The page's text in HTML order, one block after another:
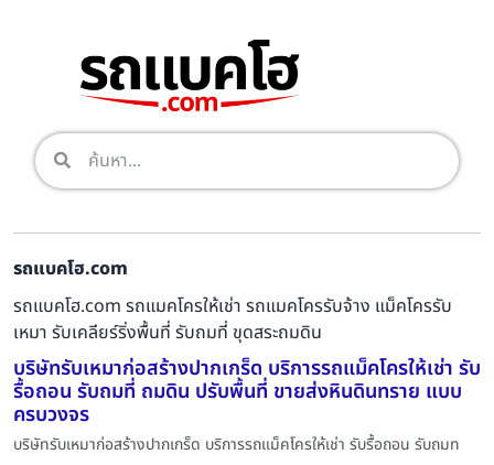
รถแบคโฮ.com
รถแบคโฮ.com รถแมคโครให้เช่า รถแมคโครรับจ้าง แม็คโครรับ
เหมา รับเคลียร์ริ่งพื้นที่ รับถมที่ ขุดสระถมดิน
บริษัทรับเหมาก่อสร้างปากเกร็ด บริการรถแม็คโครให้เช่า รับ
รื้อถอน รับถมที่ ถมดิน ปรับพื้นที่ ขายส่งหินดินทราย แบบ
ครบวงจร
บริษัทรับเหมาก่อสร้างปากเกร็ด บริการรถแม็คโครให้เช่า รับรื้อถอน รับถมท